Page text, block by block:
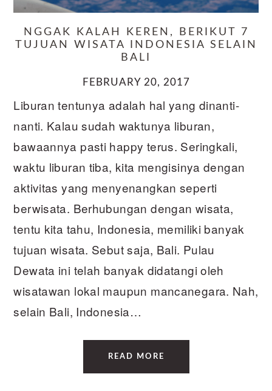
NGGAK KALAH KEREN, BERIKUT 7
TUJUAN WISATA INDONESIA SELAIN
BALI
FEBRUARY 20, 2017
Liburan tentunya adalah hal yang dinanti-
nanti. Kalau sudah waktunya liburan,
bawaannya pasti happy terus. Seringkali,
waktu liburan tiba, kita mengisinya dengan
aktivitas yang menyenangkan seperti
berwisata. Berhubungan dengan wisata,
tentu kita tahu, Indonesia, memiliki banyak
tujuan wisata. Sebut saja, Bali. Pulau
Dewata ini telah banyak didatangi oleh
wisatawan lokal maupun mancanegara. Nah,
selain Bali, Indonesia…
READ MORE